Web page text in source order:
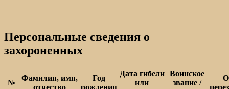
Персональные сведения о
захороненных
№
Фамилия, имя,
Год
Дата гибели
или
Воинское
звание /